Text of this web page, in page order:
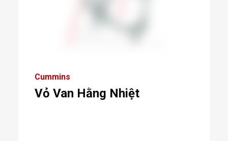
Cummins
Vỏ Van Hằng Nhiệt